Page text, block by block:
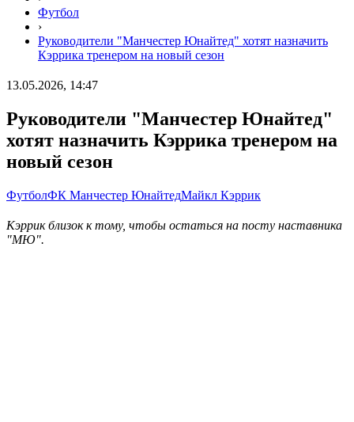
Футбол
›
Руководители "Манчестер Юнайтед" хотят назначить
Кэррика тренером на новый сезон
13.05.2026, 14:47
Руководители "Манчестер Юнайтед"
хотят назначить Кэррика тренером на
новый сезон
ФутболФК Манчестер ЮнайтедМайкл Кэррик
Кэррик близок к тому, чтобы остаться на посту наставника
"МЮ".